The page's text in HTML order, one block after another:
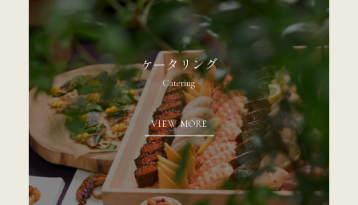
ケータリング
Catering
VIEW MORE